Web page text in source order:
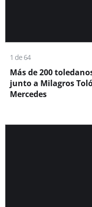
1 de 64
Más de 200
junto a Milagros
Mercedes